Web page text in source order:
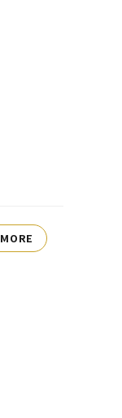
MORE